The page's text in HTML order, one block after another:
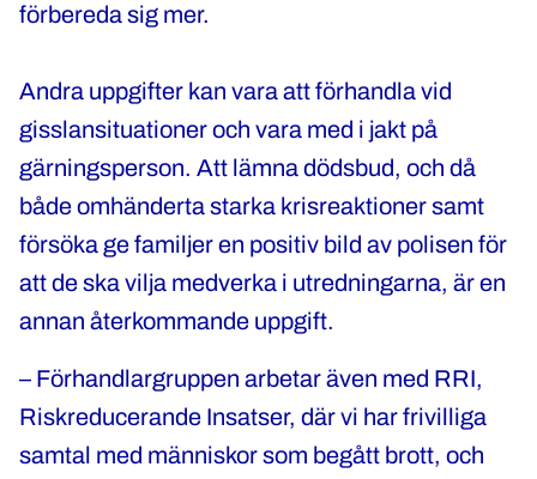
förbereda sig mer.
Andra uppgifter kan vara att förhandla vid
gisslansituationer och vara med i jakt på
gärningsperson. Att lämna dödsbud, och då
både omhänderta starka krisreaktioner samt
försöka ge familjer en positiv bild av polisen för
att de ska vilja medverka i utredningarna, är en
annan återkommande uppgift.
– Förhandlargruppen arbetar även med RRI,
Riskreducerande Insatser, där vi har frivilliga
samtal med människor som begått brott, och